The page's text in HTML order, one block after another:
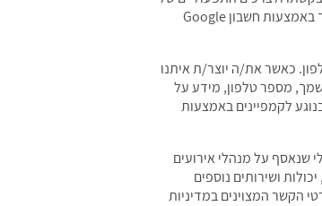
האירוע. האחריות לדרישת מידע נוסף כאמור ולשימוש בו חלה על מנהל האירוע הרלוונטי. בנוסף, ייתכן שתוכל להירשם או להתחבר לחשבונך באמצעות חשבון Google
כאשר את/ה יוצר/ת איתנו
שמך, מספר טלפון, מידע על
לקמפיינים באמצעות
שנאסף על מנהלי אירועים
ושירותים נוספים
הקשר המצוינים במדיניות